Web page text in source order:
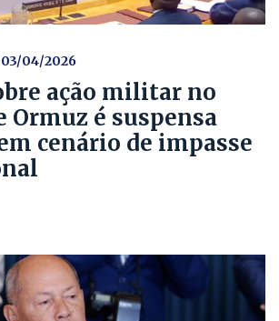
03/04/2026
ação militar no
Ormuz é suspensa
cenário de impasse